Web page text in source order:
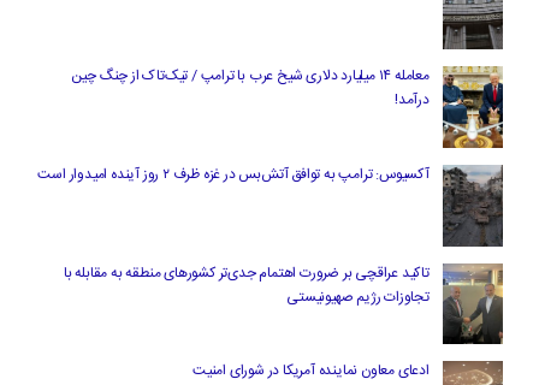
معامله ۱۴ میلیارد دلاری شیخ عرب با ترامپ / تیک‌تاک از چنگ چین
درآمد!
آکسیوس: ترامپ به توافق آتش‌بس در غزه ظرف ۲ روز آینده امیدوار است
تاکید عراقچی بر ضرورت اهتمام جدی‌تر کشورهای منطقه به مقابله با
تجاوزات رژیم صهیونیستی
ادعای معاون نماینده آمریکا در شورای امنیت